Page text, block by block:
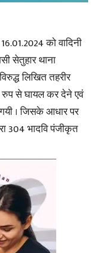
को वादिनी
सेतुहार थाना
लिखित तहरीर
रुप से घायल कर देने एवं
। जिसके आधार पर
304 भादवि पंजीकृत